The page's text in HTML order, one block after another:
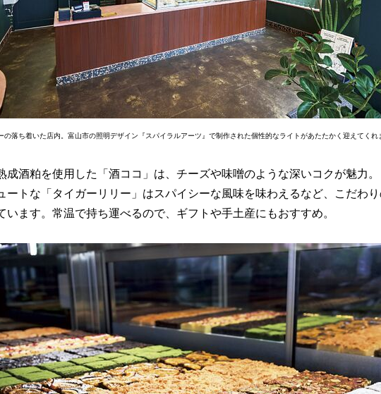
の落ち着いた店内。富山市の照明デザイン『スパイラルアーツ』で制作された個性的なライトがあたたかく迎えてくれ
成酒粕を使用した「酒ココ」は、チーズや味噌のような深いコクが魅力
ートな「タイガーリリー」はスパイシーな風味を味わえるなど、こだわ
います。常温で持ち運べるので、ギフトや手土産にもおすすめ。